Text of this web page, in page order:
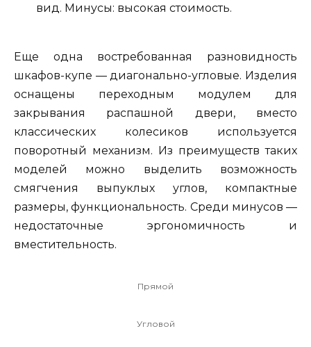
вид. Минусы: высокая стоимость.
Еще одна востребованная разновидность
шкафов-купе — диагонально-угловые. Изделия
оснащены переходным модулем для
закрывания распашной двери, вместо
классических колесиков используется
поворотный механизм. Из преимуществ таких
моделей можно выделить возможность
смягчения выпуклых углов, компактные
размеры, функциональность. Среди минусов —
недостаточные эргономичность и
вместительность.
Прямой
Угловой